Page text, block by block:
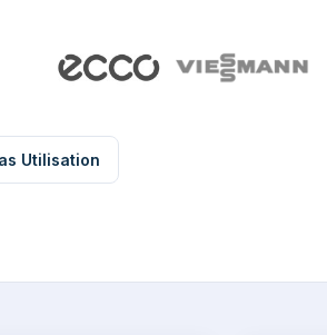
Utilisation